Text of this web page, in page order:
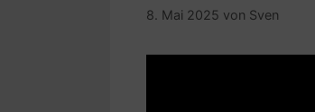
8. Mai 2025 von Sven